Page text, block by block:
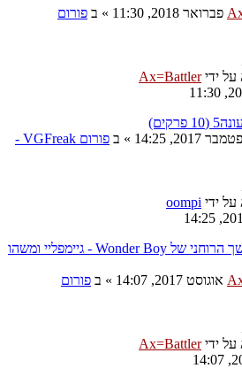
» ב פורום
על ידיAx=Battler
» ב
פורום VGFreak -
על ידי oompi
Monster Boy - ההמשך הרוחני של Wonder Boy - גיימפליי ומשהו
» ב פורום
על ידיAx=Battler